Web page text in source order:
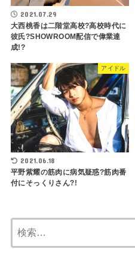
2021.07.29
大西桃香は二階堂高校?高校時代に
彼氏?SHOWROOM配信で偉業達
成!?
アイドル
2021.06.18
平野紫耀の筋肉に病気疑惑?筋肉番
付にそっくりさん?!